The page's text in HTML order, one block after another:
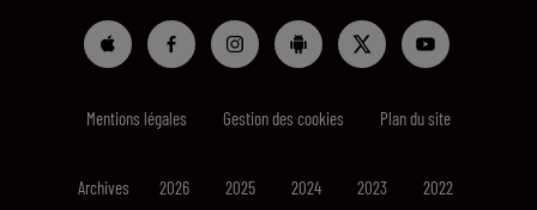
Mentions légales Gestion des cookies Plan du site
Archives 2026 2025 2024 2023 2022